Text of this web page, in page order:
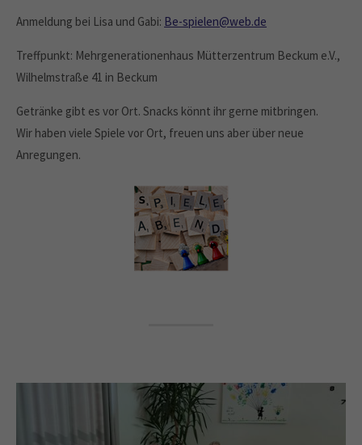
Anmeldung bei Lisa und Gabi: Be-spielen@web.de
Treffpunkt: Mehrgenerationenhaus Mütterzentrum Beckum e.V.,
Wilhelmstraße 41 in Beckum
Getränke gibt es vor Ort. Snacks könnt ihr gerne mitbringen.
Wir haben viele Spiele vor Ort, freuen uns aber über neue
Anregungen.